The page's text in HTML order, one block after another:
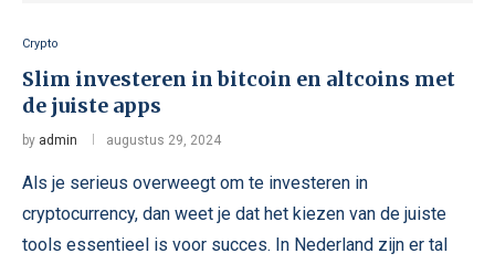
Crypto
Slim investeren in bitcoin en altcoins met
de juiste apps
by admin augustus 29, 2024
Als je serieus overweegt om te investeren in
cryptocurrency, dan weet je dat het kiezen van de juiste
tools essentieel is voor succes. In Nederland zijn er tal